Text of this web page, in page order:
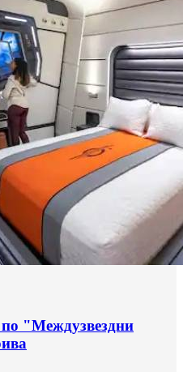
по "Междузвездни